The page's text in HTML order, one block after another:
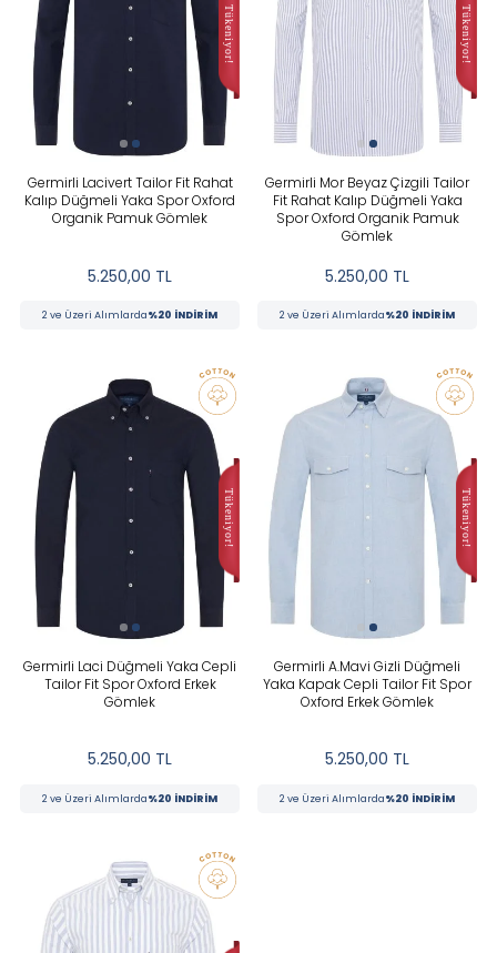
Germirli Lacivert Tailor Fit Rahat
Kalıp Düğmeli Yaka Spor Oxford
Organik Pamuk Gömlek
5.250,00 TL
2 ve Üzeri Alımlarda%20 İNDİRİM
Germirli Mor Beyaz Çizgili Tailor
Fit Rahat Kalıp Düğmeli Yaka
Spor Oxford Organik Pamuk
Gömlek
5.250,00 TL
2 ve Üzeri Alımlarda%20 İNDİRİM
Germirli Laci Düğmeli Yaka Cepli
Tailor Fit Spor Oxford Erkek
Gömlek
5.250,00 TL
2 ve Üzeri Alımlarda%20 İNDİRİM
Germirli A.Mavi Gizli Düğmeli
Yaka Kapak Cepli Tailor Fit Spor
Oxford Erkek Gömlek
5.250,00 TL
2 ve Üzeri Alımlarda%20 İNDİRİM